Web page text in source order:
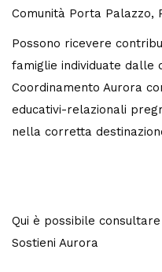
Comunità Porta Palazzo,
Possono ricevere
famiglie individuate dalle
Coordinamento Aurora
educativi-relazionali
nella corretta
Qui è possibile
Sostieni Aurora